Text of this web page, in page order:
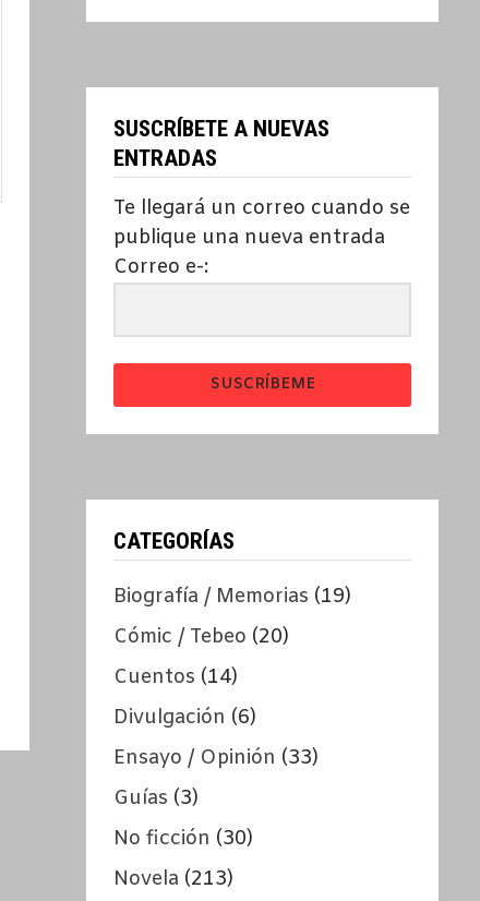
SUSCRÍBETE A NUEVAS
ENTRADAS
Te llegará un correo cuando se
publique una nueva entrada
Correo e-:
SUSCRÍBEME
CATEGORÍAS
Biografía / Memorias (19)
Cómic / Tebeo (20)
Cuentos (14)
Divulgación (6)
Ensayo / Opinión (33)
Guías (3)
No ficción (30)
Novela (213)